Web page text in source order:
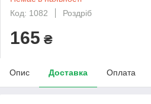
Код: 1082
Роздріб
165 ₴
Опис Доставка Оплата